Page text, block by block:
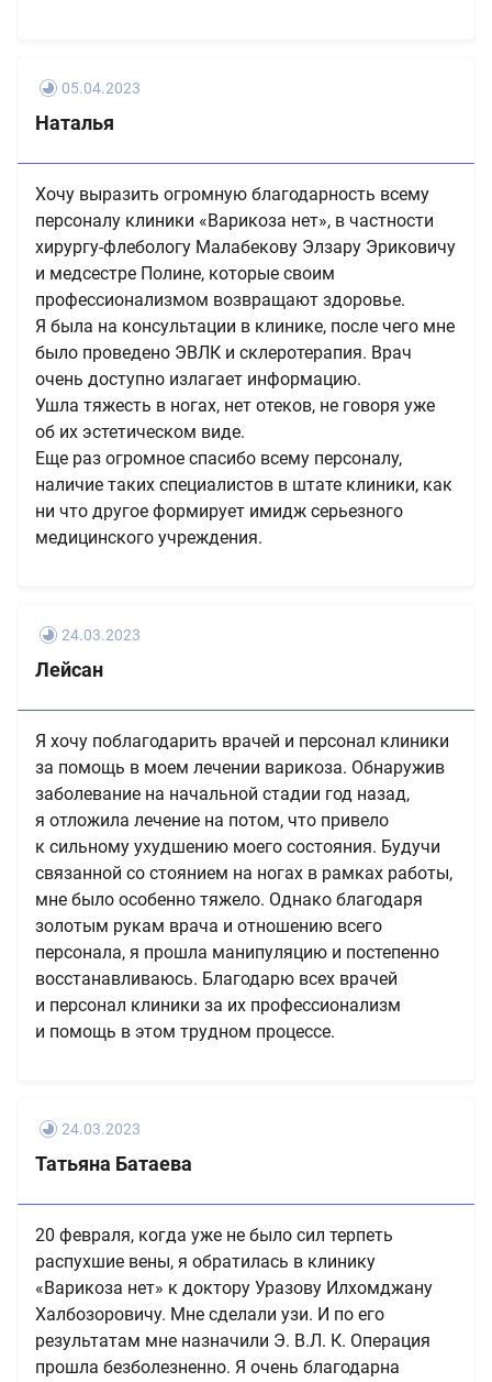
05.04.2023
Наталья
Хочу выразить огромную благодарность всему
персоналу клиники «Варикоза нет», в частности
хирургу-флебологу Малабекову Элзару Эриковичу
и медсестре Полине, которые своим
профессионализмом возвращают здоровье.
Я была на консультации в клинике, после чего мне
было проведено ЭВЛК и склеротерапия. Врач
очень доступно излагает информацию.
Ушла тяжесть в ногах, нет отеков, не говоря уже
об их эстетическом виде.
Еще раз огромное спасибо всему персоналу,
наличие таких специалистов в штате клиники, как
ни что другое формирует имидж серьезного
медицинского учреждения.
24.03.2023
Лейсан
Я хочу поблагодарить врачей и персонал клиники
за помощь в моем лечении варикоза. Обнаружив
заболевание на начальной стадии год назад,
я отложила лечение на потом, что привело
к сильному ухудшению моего состояния. Будучи
связанной со стоянием на ногах в рамках работы,
мне было особенно тяжело. Однако благодаря
золотым рукам врача и отношению всего
персонала, я прошла манипуляцию и постепенно
восстанавливаюсь. Благодарю всех врачей
и персонал клиники за их профессионализм
и помощь в этом трудном процессе.
24.03.2023
Татьяна Батаева
20 февраля, когда уже не было сил терпеть
распухшие вены, я обратилась в клинику
«Варикоза нет» к доктору Уразову Илхомджану
Халбозоровичу. Мне сделали узи. И по его
результатам мне назначили Э. В.Л. К. Операция
прошла безболезненно. Я очень благодарна